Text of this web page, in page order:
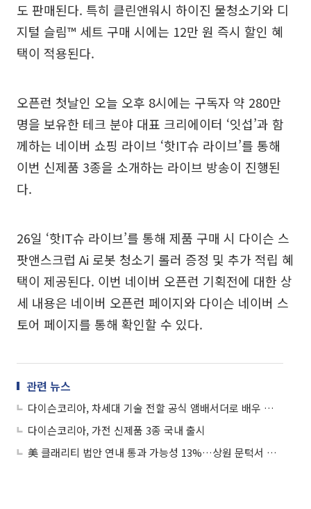
도 판매된다. 특히 클린앤워시 하이진 물청소기와 디
지털 슬림™ 세트 구매 시에는 12만 원 즉시 할인 혜
택이 적용된다.
오픈런 첫날인 오늘 오후 8시에는 구독자 약 280만
명을 보유한 테크 분야 대표 크리에이터 ‘잇섭’과 함
께하는 네이버 쇼핑 라이브 ‘핫IT슈 라이브’를 통해
이번 신제품 3종을 소개하는 라이브 방송이 진행된
다.
26일 ‘핫IT슈 라이브’를 통해 제품 구매 시 다이슨 스
팟앤스크럽 Ai 로봇 청소기 롤러 증정 및 추가 적립 혜
택이 제공된다. 이번 네이버 오픈런 기획전에 대한 상
세 내용은 네이버 오픈런 페이지와 다이슨 네이버 스
토어 페이지를 통해 확인할 수 있다.
관련 뉴스
다이슨코리아, 차세대 기술 전할 공식 앰배서더로 배우 박보검 선정
다이슨코리아, 가전 신제품 3종 국내 출시
美 클래리티 법안 연내 통과 가능성 13%…상원 문턱서 제동